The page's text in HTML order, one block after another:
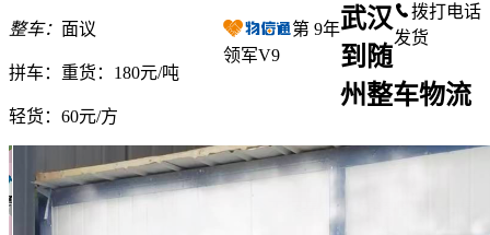
整车： 面议
拼车： 重货：180元/吨
轻货： 60元/方
第 9年
领军V9
拨打电话
发货
武汉
到随
州整车物流